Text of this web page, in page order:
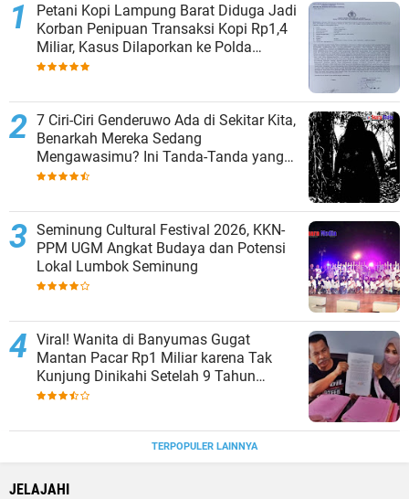
Petani Kopi Lampung Barat Diduga Jadi
Korban Penipuan Transaksi Kopi Rp1,4
Miliar, Kasus Dilaporkan ke Polda
Lampung
7 Ciri-Ciri Genderuwo Ada di Sekitar Kita,
Benarkah Mereka Sedang
Mengawasimu? Ini Tanda-Tanda yang
Sering Diabaikan
Seminung Cultural Festival 2026, KKN-
PPM UGM Angkat Budaya dan Potensi
Lokal Lumbok Seminung
Viral! Wanita di Banyumas Gugat
Mantan Pacar Rp1 Miliar karena Tak
Kunjung Dinikahi Setelah 9 Tahun
Berpacaran
TERPOPULER LAINNYA
JELAJAHI